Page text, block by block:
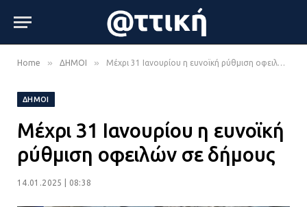
Home » ΔΗΜΟΙ » Μέχρι 31 Ιανουρίου η ευνοϊκή ρύθμιση οφειλών σε δήμους
ΔΗΜΟΙ
Μέχρι 31 Ιανουρίου η ευνοϊκή
ρύθμιση οφειλών σε δήμους
14.01.2025 | 08:38